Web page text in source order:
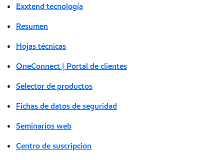
Exxtend tecnología
Resumen
Hojas técnicas
OneConnect | Portal de clientes
Selector de productos
Fichas de datos de seguridad
Seminarios web
Centro de suscripcion